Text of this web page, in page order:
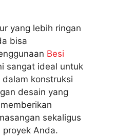
yang lebih ringan
bisa
Besi
sangat ideal untuk
konstruksi
desain yang
sekaligus
Anda.